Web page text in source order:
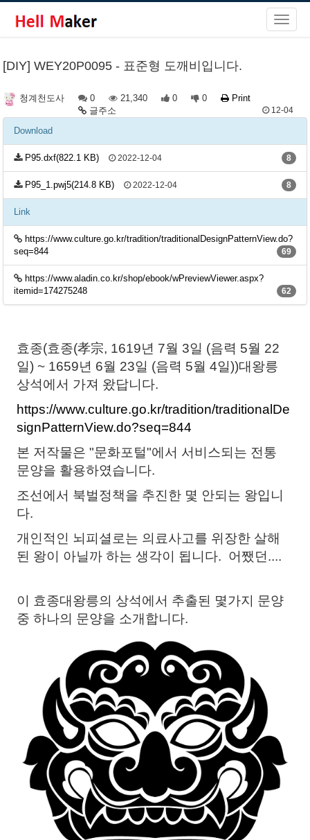
[DIY] WEY20P0095 - 표준형 도깨비입니다.
청계천도사 0 21,340 0 0
Print
글주소
12-04
Download
P95.dxf(822.1 KB) 2022-12-04 8
P95_1.pwj5(214.8 KB) 2022-12-04 8
Link
https://www.culture.go.kr/tradition/traditionalDesignPatternView.do?
seq=844
69
https://www.aladin.co.kr/shop/ebook/wPreviewViewer.aspx?
itemid=174275248
62
효종(효종(孝宗, 1619년 7월 3일 (음력 5월 22
일) ~ 1659년 6월 23일 (음력 5월 4일))대왕릉
상석에서 가져 왔답니다.
https://www.culture.go.kr/tradition/traditionalDe
signPatternView.do?seq=844
본 저작물은 "문화포털"에서 서비스되는 전통
문양을 활용하였습니다.
조선에서 북벌정책을 추진한 몇 안되는 왕입니
다.
개인적인 뇌피셜로는 의료사고를 위장한 살해
된 왕이 아닐까 하는 생각이 됩니다. 어쨌던....
이 효종대왕릉의 상석에서 추출된 몇가지 문양
중 하나의 문양을 소개합니다.